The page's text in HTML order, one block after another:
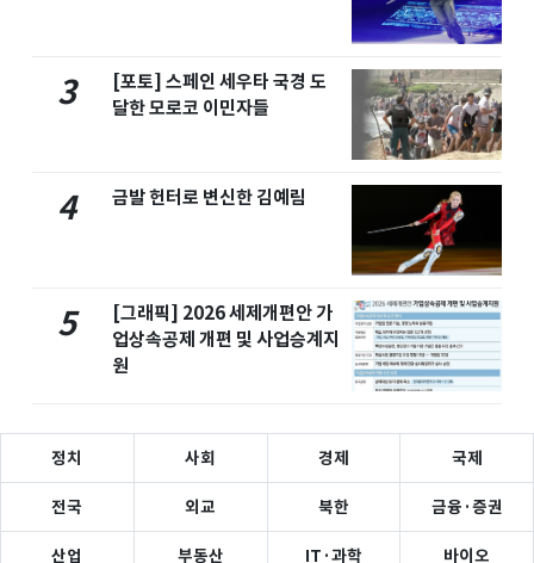
3
[포토] 스페인 세우타 국경 도
달한 모로코 이민자들
4 금발 헌터로 변신한 김예림
5
[그래픽] 2026 세제개편안 가
업상속공제 개편 및 사업승계지
원
정치 사회 경제 국제
전국 외교 북한 금융·증권
산업 부동산 IT·과학 바이오